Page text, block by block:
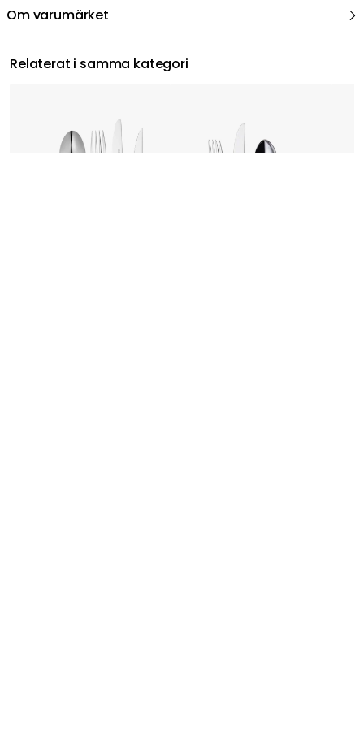
Om varumärket
Relaterat i samma kategori